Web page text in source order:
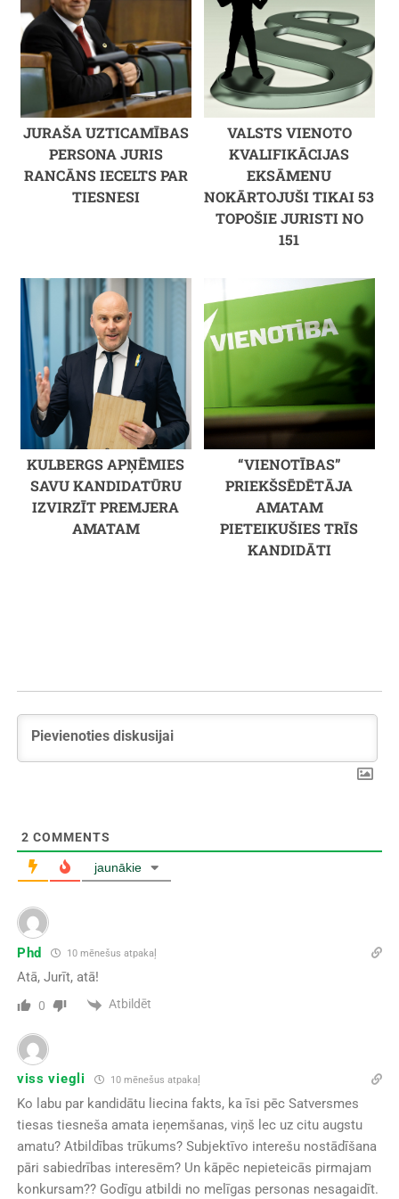
JURAŠA UZTICAMĪBAS
PERSONA JURIS
RANCĀNS IECELTS PAR
TIESNESI
VALSTS VIENOTO
KVALIFIKĀCIJAS
EKSĀMENU
NOKĀRTOJUŠI TIKAI 53
TOPOŠIE JURISTI NO
151
KULBERGS APŅĒMIES
SAVU KANDIDATŪRU
IZVIRZĪT PREMJERA
AMATAM
“VIENOTĪBAS”
PRIEKŠSĒDĒTĀJA
AMATAM
PIETEIKUŠIES TRĪS
KANDIDĀTI
2 COMMENTS
jaunākie
Phd 10 mēnešus atpakaļ
Atā, Jurīt, atā!
0 Atbildēt
viss viegli 10 mēnešus atpakaļ
Ko labu par kandidātu liecina fakts, ka īsi pēc Satversmes
tiesas tiesneša amata ieņemšanas, viņš lec uz citu augstu
amatu? Atbildības trūkums? Subjektīvo interešu nostādīšana
pāri sabiedrības interesēm? Un kāpēc nepieteicās pirmajam
konkursam?? Godīgu atbildi no melīgas personas nesagaidīt.